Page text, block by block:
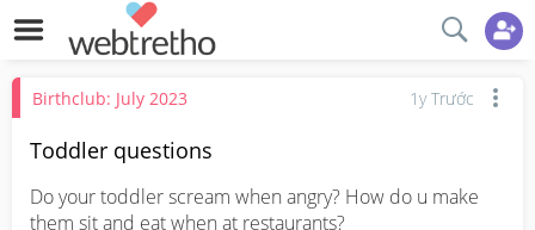
Birthclub: July 2023 1y Trước
Toddler questions
Do your toddler scream when angry? How do u make
them sit and eat when at restaurants?